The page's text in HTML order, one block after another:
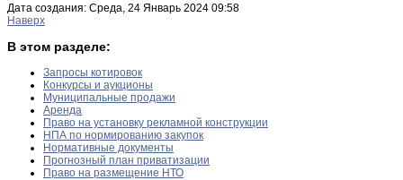
Дата создания: Среда, 24 Январь 2024 09:58
Наверх
В этом разделе:
Запросы котировок
Конкурсы и аукционы
Муниципальные продажи
Аренда
Право на установку рекламной конструкции
НПА по нормированию закупок
Нормативные документы
Прогнозный план приватизации
Право на размещение НТО